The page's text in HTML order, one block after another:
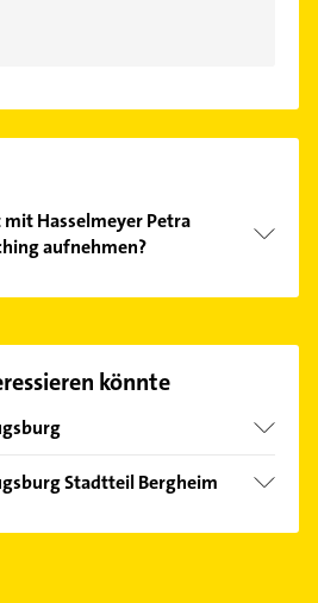
Hasselmeyer Petra
aufnehmen?
Sie alleKontaktdaten
könnte
Stadtteil Bergheim